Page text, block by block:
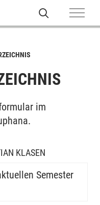
im
KLASEN
Semester